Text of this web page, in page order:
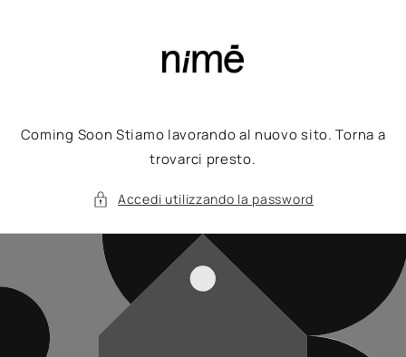
Coming Soon Stiamo lavorando al nuovo sito. Torna a
trovarci presto.
Accedi utilizzando la password